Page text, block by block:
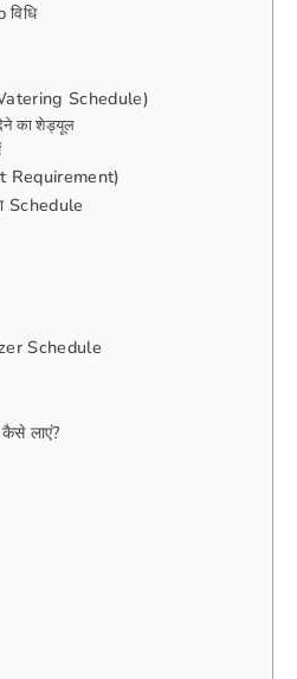
Schedule)
का शेड्यूल
Requirement)
Schedule
Schedule
लाएं?